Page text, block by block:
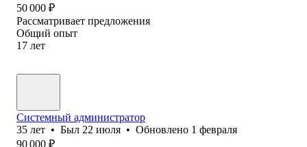
50 000 ₽
Рассматривает предложения
Общий опыт
17 лет
Системный администратор
35 лет • Был 22 июля • Обновлено 1 февраля
90 000 ₽